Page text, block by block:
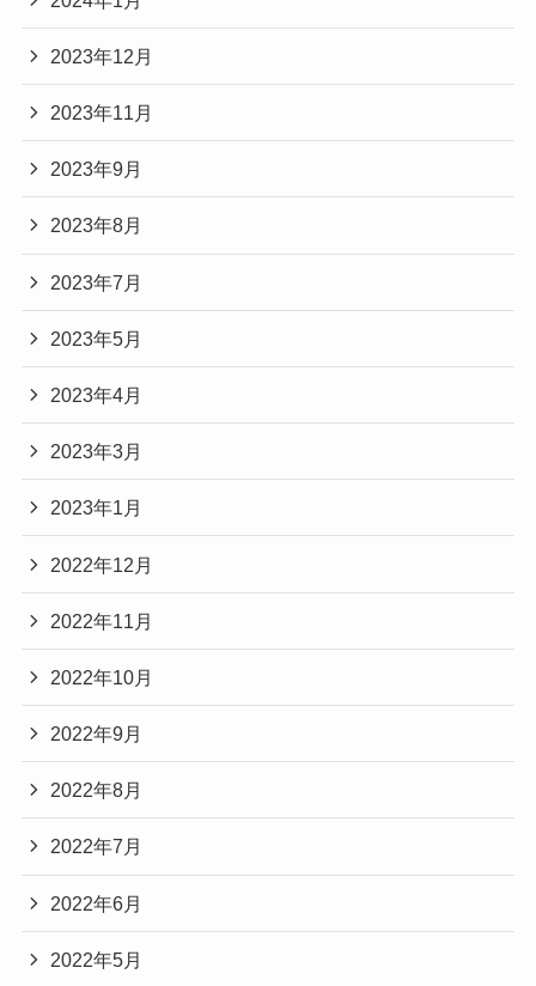
2023年12月
2023年11月
2023年9月
2023年8月
2023年7月
2023年5月
2023年4月
2023年3月
2023年1月
2022年12月
2022年11月
2022年10月
2022年9月
2022年8月
2022年7月
2022年6月
2022年5月